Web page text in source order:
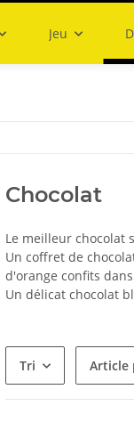
Jeu
Chocolat
Le meilleur chocolat
Un coffret de
d'orange confits
Un délicat chocolat
Tri Article